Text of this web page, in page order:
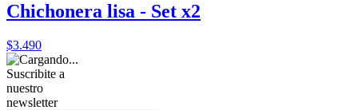
Chichonera lisa - Set x2
$3.490
Suscribite a
nuestro
newsletter